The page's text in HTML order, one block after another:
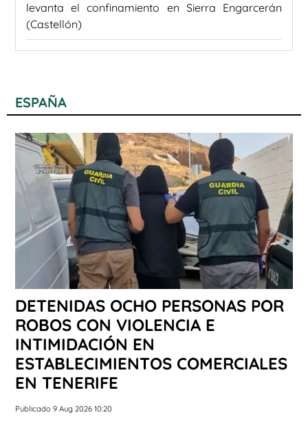
levanta el confinamiento en Sierra Engarcerán
(Castellón)
ESPAÑA
DETENIDAS OCHO PERSONAS POR
ROBOS CON VIOLENCIA E
INTIMIDACIÓN EN
ESTABLECIMIENTOS COMERCIALES
EN TENERIFE
Publicado 9 Aug 2026 10:20